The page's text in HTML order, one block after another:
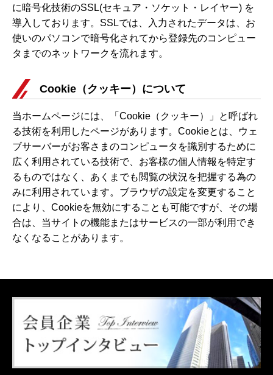
に暗号化技術のSSL(セキュア・ソケット・レイヤー) を
導入しております。SSLでは、入力されたデータは、お
使いのパソコンで暗号化されてから登録先のコンピュー
タまでのネットワークを流れます。
Cookie（クッキー）について
当ホームページには、「Cookie（クッキー）」と呼ばれ
る技術を利用したページがあります。Cookieとは、ウェ
ブサーバーがお客さまのコンピュータを識別するために
広く利用されている技術で、お客様の個人情報を特定す
るものではなく、あくまでも閲覧の状況を把握する為の
みに利用されています。ブラウザの設定を変更すること
により、Cookieを無効にすることも可能ですが、その場
合は、当サイトの機能またはサービスの一部が利用でき
なくなることがあります。